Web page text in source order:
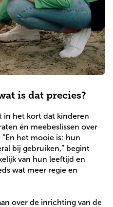
is dat precies?
in het kort dat kinderen
én meebeslissen over
“En het mooie is: hun
bij gebruiken,” begint
van hun leeftijd en
wat meer regie en
over de inrichting van de